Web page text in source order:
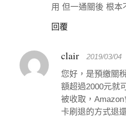
用 但一通關後 根本
回覆
clair 2019/03/04
您好，是預繳關
額超過2000元就
被收取，
卡刷退的方式退